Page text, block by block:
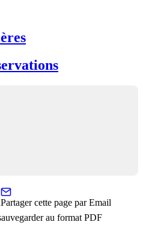
Partager cette page par Email
au format PDF